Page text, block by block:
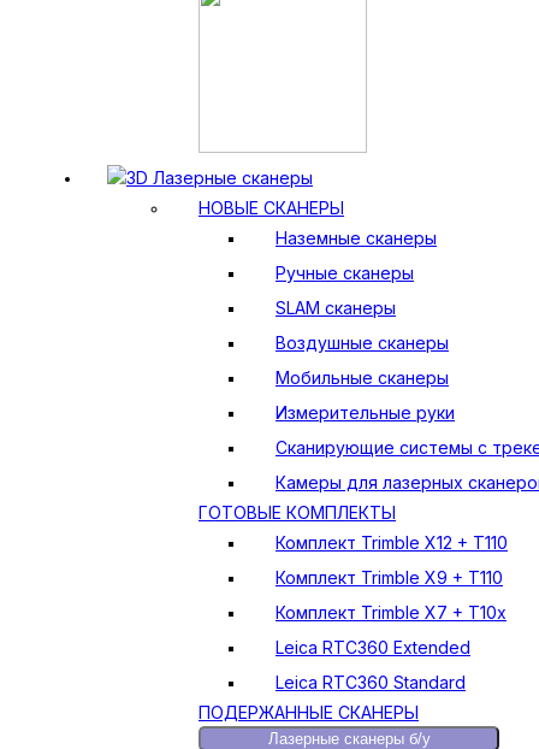
3D Лазерные сканеры
НОВЫЕ СКАНЕРЫ
Наземные сканеры
Ручные сканеры
SLAM сканеры
Воздушные сканеры
Мобильные сканеры
Измерительные руки
Сканирующие системы с
Камеры для лазерных
ГОТОВЫЕ КОМПЛЕКТЫ
Комплект Trimble X12 + T110
Комплект Trimble X9 + T110
Комплект Trimble X7 + T10x
Leica RTC360 Extended
Leica RTC360 Standard
ПОДЕРЖАННЫЕ СКАНЕРЫ
Лазерные сканеры б/у